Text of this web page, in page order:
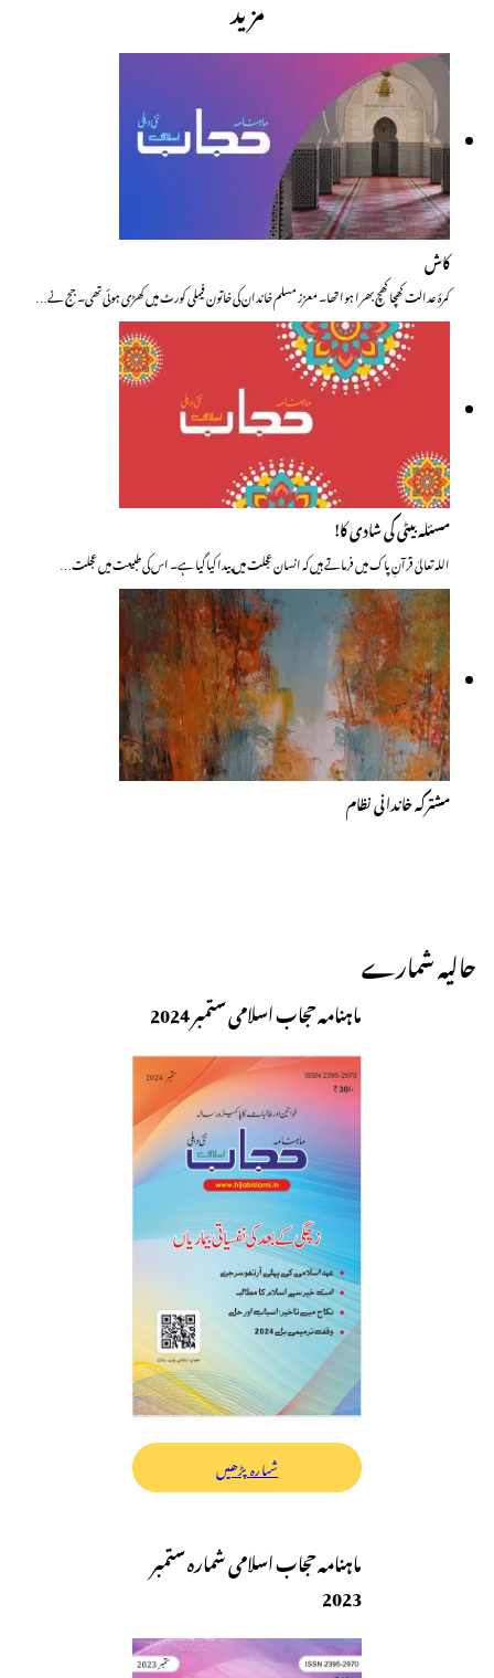
کاش
کمرۂ عدالت کھچا کھچ بھرا ہوا تھا۔ معزز مسلم خاندان کی خاتون فیملی کورٹ میں کھڑی ہوئی تھی۔ جج نے…
مسئلہ بیٹی کی شادی کا!
اللہ تعالیٰ قرآنِ پاک میں فرماتے ہیں کہ انسان عجلت میں پیدا کیا گیا ہے۔ اس کی طبیعت میں عجلت…
مشترکہ خاندانی نظام
حالیہ شمارے
ماہنامہ حجاب اسلامی ستمبر 2024
شمارہ پڑھیں
ماہنامہ حجاب اسلامی شمارہ ستمبر
2023